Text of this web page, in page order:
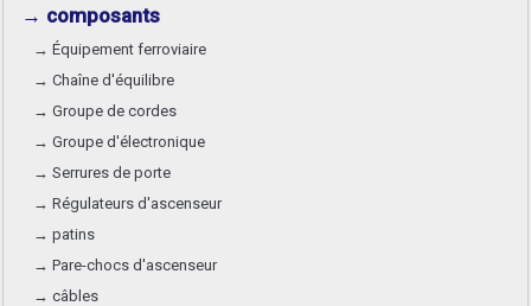
→ composants
→ Équipement ferroviaire
→ Chaîne d'équilibre
→ Groupe de cordes
→ Groupe d'électronique
→ Serrures de porte
→ Régulateurs d'ascenseur
→ patins
→ Pare-chocs d'ascenseur
→ câbles